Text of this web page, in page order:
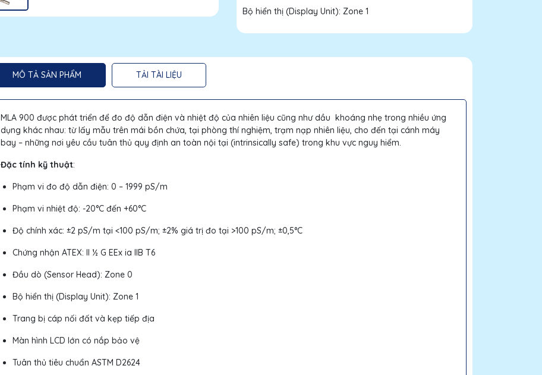
Bộ hiển thị (Display Unit): Zone 1
MÔ TẢ SẢN PHẨM TẢI TÀI LIỆU
MLA 900 được phát triển để đo độ dẫn điện và nhiệt độ của nhiên liệu cũng như dầu khoáng nhẹ trong nhiều ứng
dụng khác nhau: từ lấy mẫu trên mái bồn chứa, tại phòng thí nghiệm, trạm nạp nhiên liệu, cho đến tại cánh máy
bay – những nơi yêu cầu tuân thủ quy định an toàn nội tại (intrinsically safe) trong khu vực nguy hiểm.
Đặc tính kỹ thuật:
Phạm vi đo độ dẫn điện: 0 – 1999 pS/m
Phạm vi nhiệt độ: -20°C đến +60°C
Độ chính xác: ±2 pS/m tại <100 pS/m; ±2% giá trị đo tại >100 pS/m; ±0,5°C
Chứng nhận ATEX: II ½ G EEx ia IIB T6
Đầu dò (Sensor Head): Zone 0
Bộ hiển thị (Display Unit): Zone 1
Trang bị cáp nối đất và kẹp tiếp địa
Màn hình LCD lớn có nắp bảo vệ
Tuân thủ tiêu chuẩn ASTM D2624